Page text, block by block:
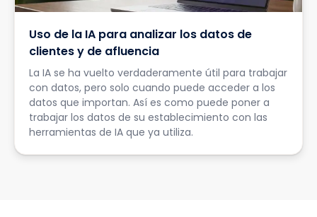
Uso de la IA para analizar los datos de
clientes y de afluencia
La IA se ha vuelto verdaderamente útil para trabajar
con datos, pero solo cuando puede acceder a los
datos que importan. Así es como puede poner a
trabajar los datos de su establecimiento con las
herramientas de IA que ya utiliza.